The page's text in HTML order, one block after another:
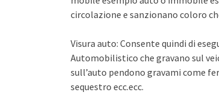
circolazione e sanzionano coloro
Visura auto: Consente quindi di
Automobilistico che gravano sul
sull’auto pendono gravami come
sequestro ecc.ecc.